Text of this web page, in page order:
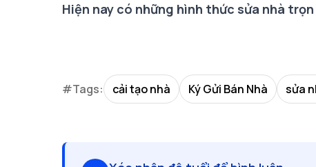
Hiện nay có những hình thức sửa nhà
#Tags: cải tạo nhà Ký Gửi Bán Nhà sửa